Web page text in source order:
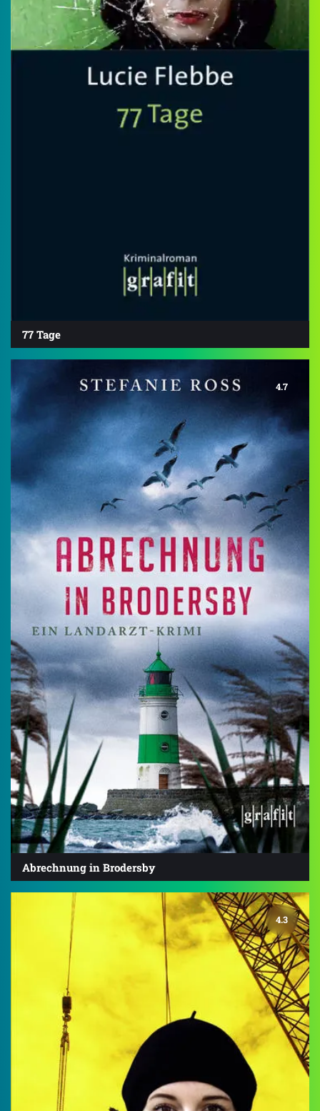
77 Tage
4.7
Abrechnung in Brodersby
4.3